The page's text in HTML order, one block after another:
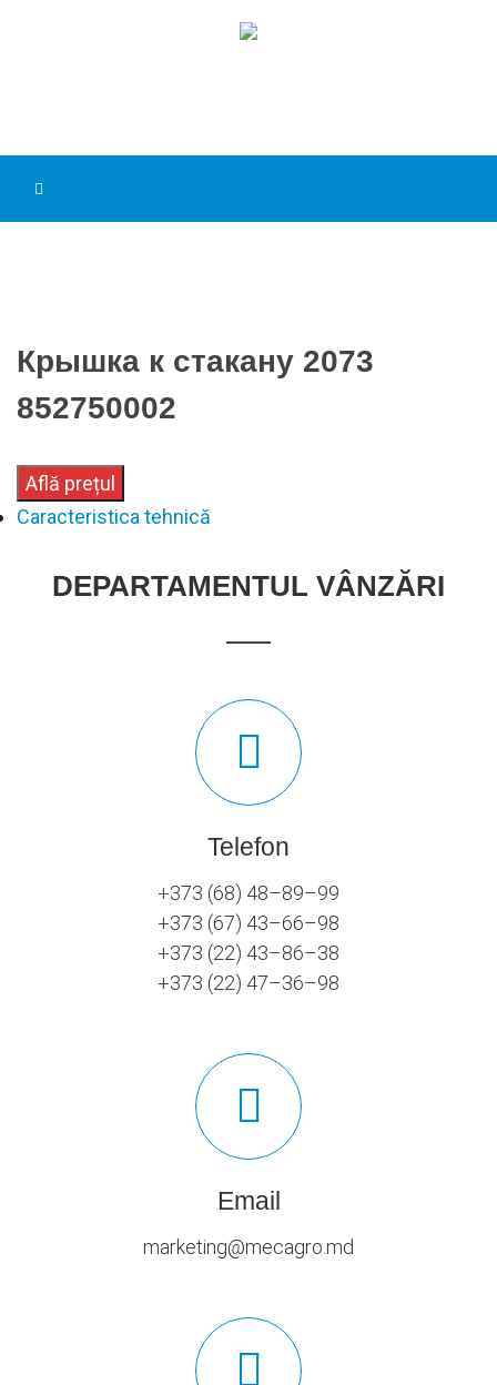
Крышка к стакану 2073
852750002
Află prețul
Caracteristica tehnică
DEPARTAMENTUL VÂNZĂRI
Telefon
+373 (68) 48–89–99
+373 (67) 43–66–98
+373 (22) 43–86–38
+373 (22) 47–36–98
Email
marketing@mecagro.md